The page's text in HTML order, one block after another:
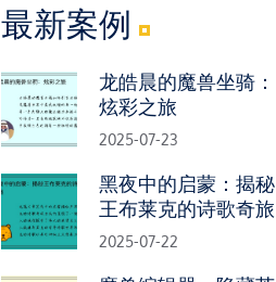
最新案例
龙皓晨的魔兽坐骑：
炫彩之旅
2025-07-23
黑夜中的启蒙：揭秘
王布莱克的诗歌奇旅
2025-07-22